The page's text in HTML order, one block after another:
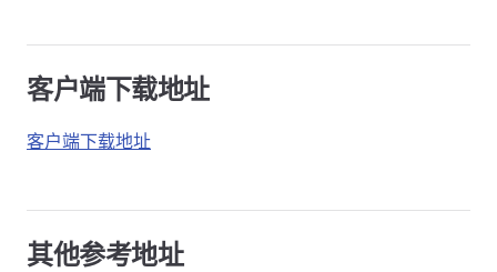
客户端下载地址
客户端下载地址
其他参考地址